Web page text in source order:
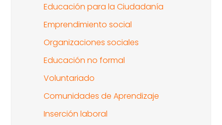
Educación para la Ciudadanía
Emprendimiento social
Organizaciones sociales
Educación no formal
Voluntariado
Comunidades de Aprendizaje
Inserción laboral